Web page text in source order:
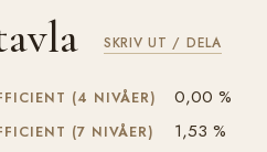
SKRIV UT / DELA
(4 NIVÅER) 0,00 %
(7 NIVÅER) 1,53 %